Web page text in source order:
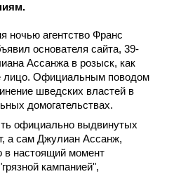
ночью агентство Франс
основателя сайта, 39-
Ассанжа в розыск, как
лицо. Официальным поводом
шведских властей в
домогательствах.
официально выдвинутых
а сам Джулиан Ассанж,
в настоящий момент
кампанией",